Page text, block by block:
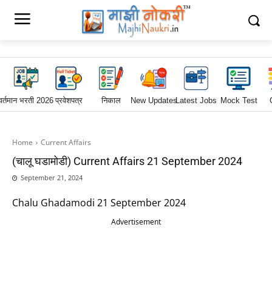
भरती 2026प्रवेशपत्र निकाल New UpdatesLatest Jobs Mock Test
Home Current Affairs
(चालू घडामोडी) Current Affairs 21 September 2024
September 21, 2024
Chalu Ghadamodi 21 September 2024
Advertisement